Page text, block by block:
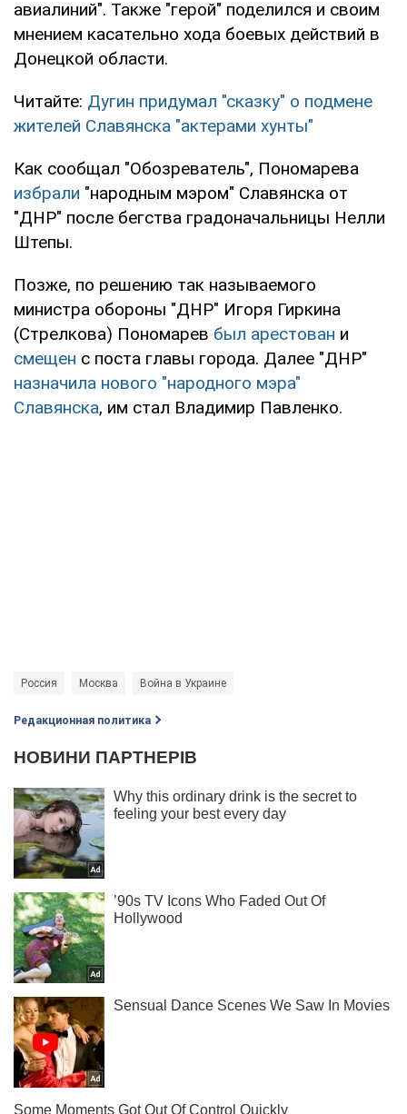
авиалиний". Также "герой" поделился и своим
мнением касательно хода боевых действий в
Донецкой области.
Читайте: Дугин придумал "сказку" о подмене
жителей Славянска "актерами хунты"
Как сообщал "Обозреватель", Пономарева
избрали "народным мэром" Славянска от
"ДНР" после бегства градоначальницы Нелли
Штепы.
Позже, по решению так называемого
министра обороны "ДНР" Игоря Гиркина
(Стрелкова) Пономарев был арестован и
смещен с поста главы города. Далее "ДНР"
назначила нового "народного мэра"
Славянска, им стал Владимир Павленко.
Россия Москва Война в Украине
Редакционная политика